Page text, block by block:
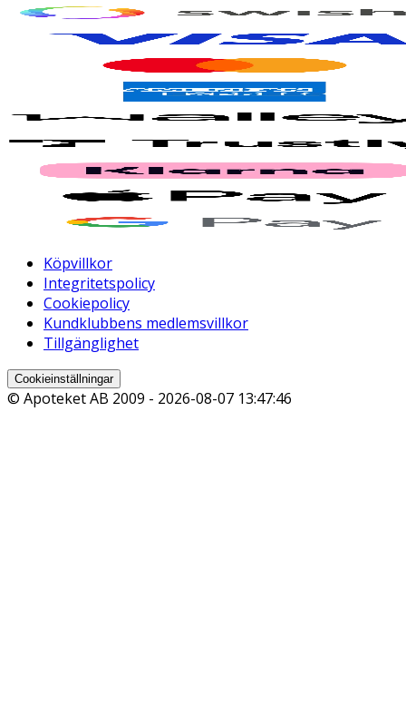
Köpvillkor
Integritetspolicy
Cookiepolicy
Kundklubbens medlemsvillkor
Tillgänglighet
Cookieinställningar
© Apoteket AB 2009 - 2026-08-07 13:47:46